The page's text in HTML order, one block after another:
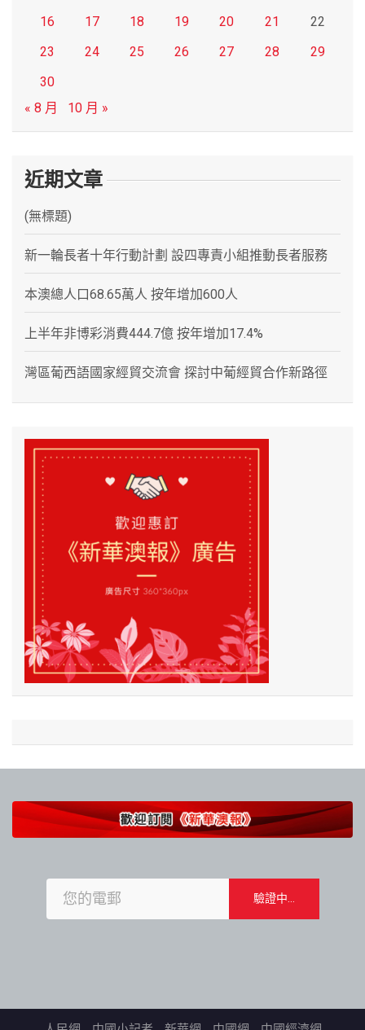
16
17 18 19 20 21
22
23
24 25 26 27 28
29
30
« 8 月
10 月 »
近期文章
(無標題)
新一輪長者十年行動計劃 設四專責小組推動長者服務
本澳總人口68.65萬人 按年增加600人
上半年非博彩消費444.7億 按年增加17.4%
灣區葡西語國家經貿交流會 探討中葡經貿合作新路徑